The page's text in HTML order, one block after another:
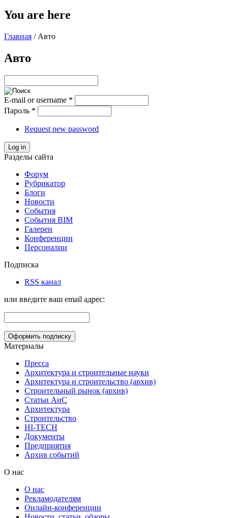
You are here
Главная / Авто
Авто
E-mail or username *
Пароль *
Request new password
Log in
Разделы сайта
Форум
Рубрикатор
Блоги
Новости
События
События BIM
Галереи
Конференции
Персоналии
Подписка
RSS канал
или введите ваш email адрес:
Материалы
Пресса
Архитектура и строительные науки
Архитектура и строительство (архив)
Строительный рынок (архив)
Статьи АиС
Архитектура
Строительство
HI-TECH
Документы
Предприятия
Архив событий
О нас
О нас
Рекламодателям
Онлайн-конференции